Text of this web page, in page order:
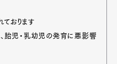
おります
胎児・乳幼児の発育に悪影響